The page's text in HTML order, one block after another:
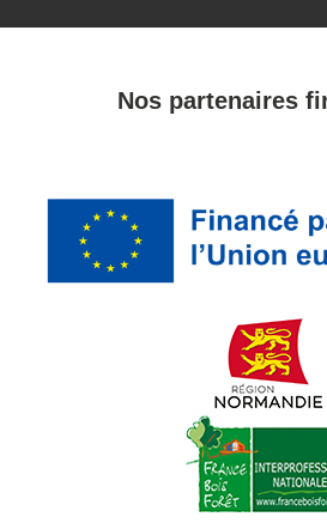
Nos partenaires